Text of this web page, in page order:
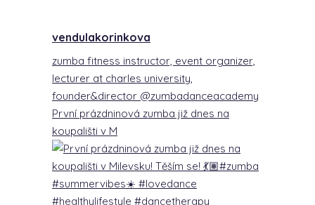
vendulakorinkova
zumba fitness instructor, event organizer,
lecturer at charles university,
founder&director @zumbadanceacademy
První prázdninová zumba již dnes na
koupališti v M